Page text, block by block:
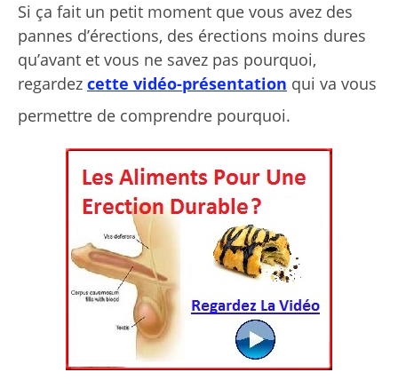
Si ça fait un petit moment que vous avez des
pannes d’érections, des érections moins dures
qu’avant et vous ne savez pas pourquoi,
regardez cette vidéo-présentation qui va vous
permettre de comprendre pourquoi.